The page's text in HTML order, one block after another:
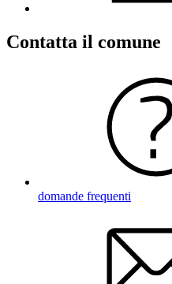
Contatta il comune
domande frequenti